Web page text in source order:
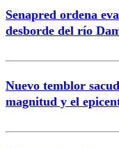
Correo
Senapred ordena
desborde del río
Nuevo temblor
magnitud y el